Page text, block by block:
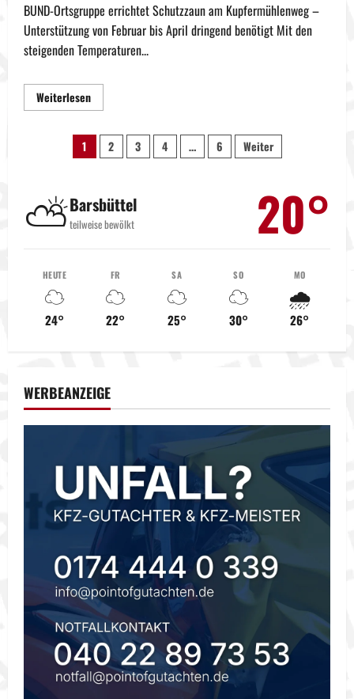
BUND-Ortsgruppe errichtet Schutzzaun am Kupfermühlenweg –
Unterstützung von Februar bis April dringend benötigt Mit den
steigenden Temperaturen...
WeiterlesenMehr
Informationen
Glinde:
Ehrenamtliche
Helfer
gesucht
Seitennummerierung
Beiträge
1 2 3 4 … 6 Weiter
⛅Barsbüttel
teilweise bewölkt 20°
HEUTE
☁️
24°
FR
☁️
22°
SA
☁️
25°
SO
☁️
30°
MO
🌧️
26°
WERBEANZEIGE